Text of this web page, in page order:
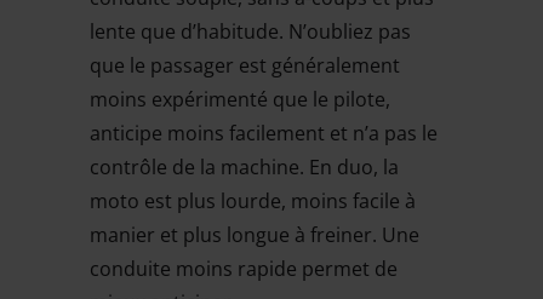
lente que d’habitude. N’oubliez pas
que le passager est généralement
moins expérimenté que le pilote,
anticipe moins facilement et n’a pas le
contrôle de la machine. En duo, la
moto est plus lourde, moins facile à
manier et plus longue à freiner. Une
conduite moins rapide permet de